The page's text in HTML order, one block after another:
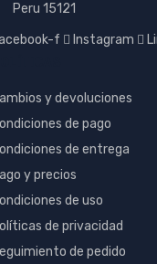
Peru 15121
f
Instagram
y devoluciones
de pago
de entrega
y precios
de uso
de privacidad
de pedido